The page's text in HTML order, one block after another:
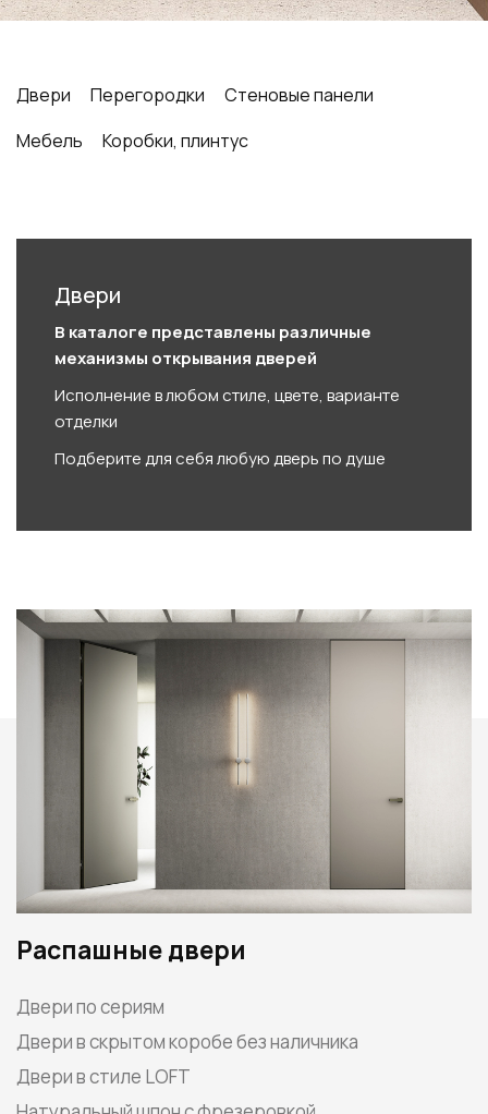
Двери Перегородки
Стеновые панели
Мебель
Коробки, плинтус
Двери
В каталоге представлены различные
механизмы открывания дверей
Исполнение в любом стиле, цвете, варианте
отделки
Подберите для себя любую дверь по душе
Распашные двери
Двери по сериям
Двери в скрытом коробе без наличника
Двери в стиле LOFT
пн-сб 10:00 - 20:00 (вс 10:00 - 19:00)
Телефон: +7 495 662-87-32
salon@miksal.ru